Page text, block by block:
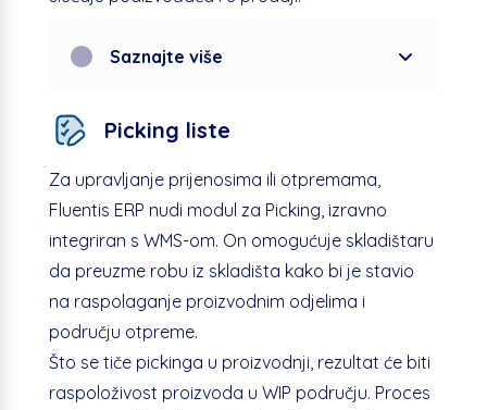
Saznajte više
Picking liste
Za upravljanje prijenosima ili otpremama,
Fluentis ERP nudi modul za Picking, izravno
integriran s WMS-om. On omogućuje skladištaru
da preuzme robu iz skladišta kako bi je stavio
na raspolaganje proizvodnim odjelima i
području otpreme.
Što se tiče pickinga u proizvodnji, rezultat će biti
raspoloživost proizvoda u WIP području. Proces